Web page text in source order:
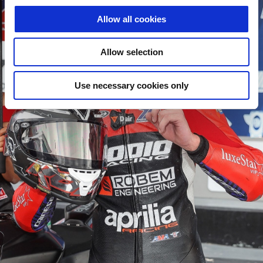
Allow all cookies
Allow selection
Use necessary cookies only